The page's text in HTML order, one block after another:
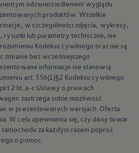
okresowy
i przeglądy
i płyny eksploatacyjne
razie wypadku i awarii
części na raty
dla Twojego Volkswagena
satysfakcji klienta – oceń nasz serwis
opon
akcesoriów
ładujące
i pielęgnacja
do poszczególnych modeli
odzwierciedleniem wyglądu
produktów. Wszelkie
w szczególności zdjęcia, wykresy,
rysunki lub parametry techniczne, nie
Kodeksu cywilnego oraz nie są
zmianie bez wcześniejszego
informacje nie stanowią
art. 556(1)§2 Kodeksu cywilnego
2 lit. a-c Ustawy o prawach
zastrzega sobie możliwość
w prezentowanych wersjach. Oferta
W celu upewnienia się, czy dany towar
za każdym razem poproś
o pomoc.